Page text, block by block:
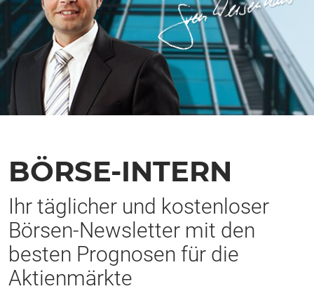
BÖRSE-INTERN
Ihr täglicher und kostenloser
Börsen-Newsletter mit den
besten Prognosen für die
Aktienmärkte